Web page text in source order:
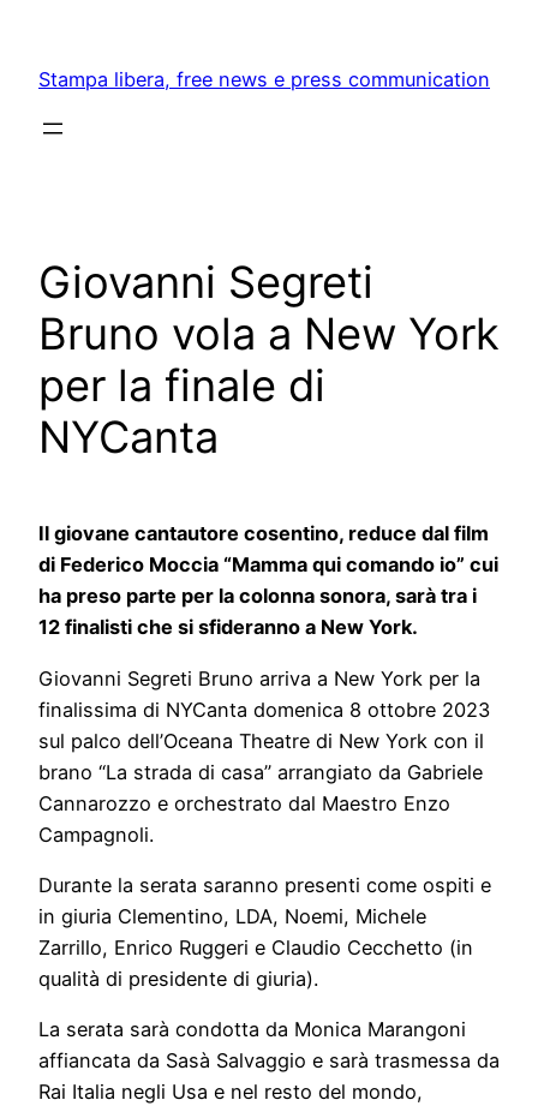
content
Stampa libera, free news e press communication
Giovanni Segreti
Bruno vola a New York
per la finale di
NYCanta
Il giovane cantautore cosentino, reduce dal film
di Federico Moccia “Mamma qui comando io” cui
ha preso parte per la colonna sonora, sarà tra i
12 finalisti che si sfideranno a New York.
Giovanni Segreti Bruno arriva a New York per la
finalissima di NYCanta domenica 8 ottobre 2023
sul palco dell’Oceana Theatre di New York con il
brano “La strada di casa” arrangiato da Gabriele
Cannarozzo e orchestrato dal Maestro Enzo
Campagnoli.
Durante la serata saranno presenti come ospiti e
in giuria Clementino, LDA, Noemi, Michele
Zarrillo, Enrico Ruggeri e Claudio Cecchetto (in
qualità di presidente di giuria).
La serata sarà condotta da Monica Marangoni
affiancata da Sasà Salvaggio e sarà trasmessa da
Rai Italia negli Usa e nel resto del mondo,